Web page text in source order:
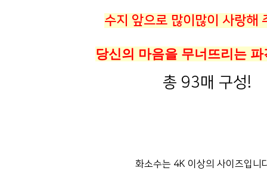
수지 앞으로 많이많이 사랑해
당신의 마음을 무너뜨리는
총 93매 구성!
화소수는 4K 이상의 사이즈입니